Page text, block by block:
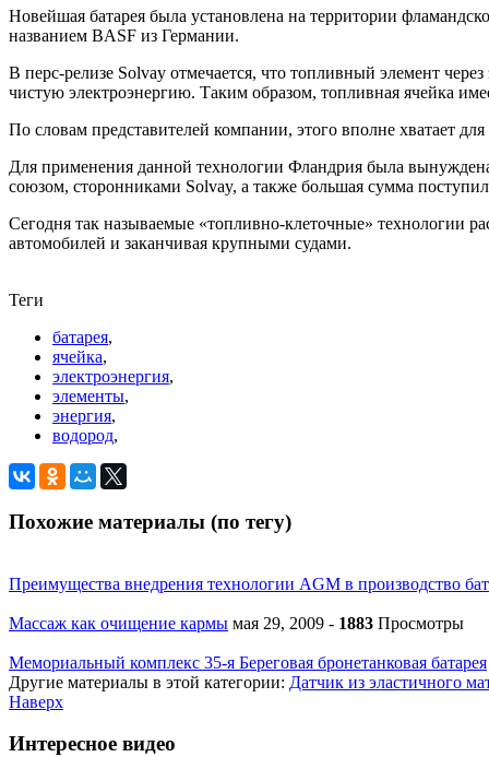
Новейшая батарея была установлена на территории
названием BASF из Германии.
В перс-релизе Solvay отмечается, что топливный элемент
чистую электроэнергию. Таким образом, топливная ячейка
По словам представителей компании, этого вполне хватает
Для применения данной технологии Фландрия была
союзом, сторонниками Solvay, а также большая сумма
Сегодня так называемые «топливно-клеточные» технологии
автомобилей и заканчивая крупными судами.
Теги
батарея,
ячейка,
электроэнергия,
элементы,
энергия,
водород,
Похожие материалы (по тегу)
Преимущества внедрения технологии AGM в производство
Массаж как очищение кармы мая 29, 2009 - 1883 Просмотры
Мемориальный комплекс 35-я Береговая бронетанковая батарея
Другие материалы в этой категории: Датчик из эластичного
Наверх
Интересное видео